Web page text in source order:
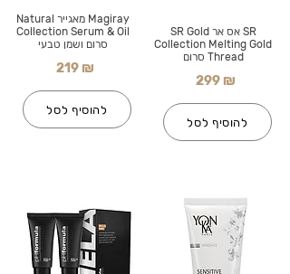
Magiray מאגייר Natural
Collection Serum & Oil
סרום ושמן טבעי
219 ₪
להוסיף לסל
SR אס אר SR Gold
Collection Melting Gold
Thread סרום
299 ₪
להוסיף לסל